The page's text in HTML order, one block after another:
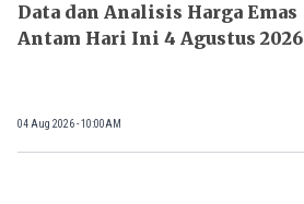
Data dan Analisis Harga Emas
Antam Hari Ini 4 Agustus 2026
04 Aug 2026 - 10:00AM